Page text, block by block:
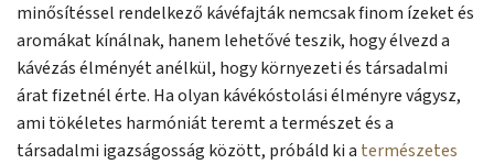
minősítéssel rendelkező kávéfajták nemcsak finom ízeket és
aromákat kínálnak, hanem lehetővé teszik, hogy élvezd a
kávézás élményét anélkül, hogy környezeti és társadalmi
árat fizetnél érte. Ha olyan kávékóstolási élményre vágysz,
ami tökéletes harmóniát teremt a természet és a
társadalmi igazságosság között, próbáld ki a természetes